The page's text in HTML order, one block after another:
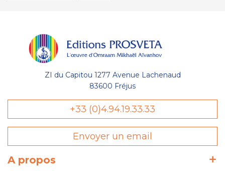
ZI du Capitou 1277 Avenue Lachenaud
83600 Fréjus
+33 (0)4.94.19.33.33
Envoyer un email
A propos